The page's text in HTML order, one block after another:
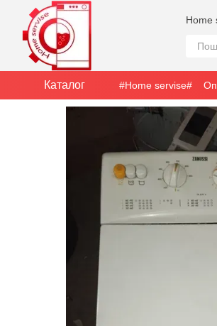
Перейти до основного контенту
Home
Каталог #Home servise#